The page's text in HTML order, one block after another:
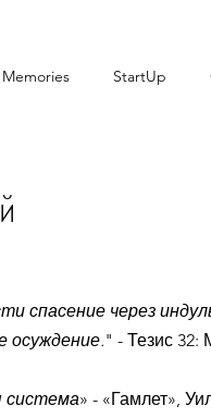
Memories StartUp
спасение через
осуждение." - Тезис 32:
система» - «Гамлет»,